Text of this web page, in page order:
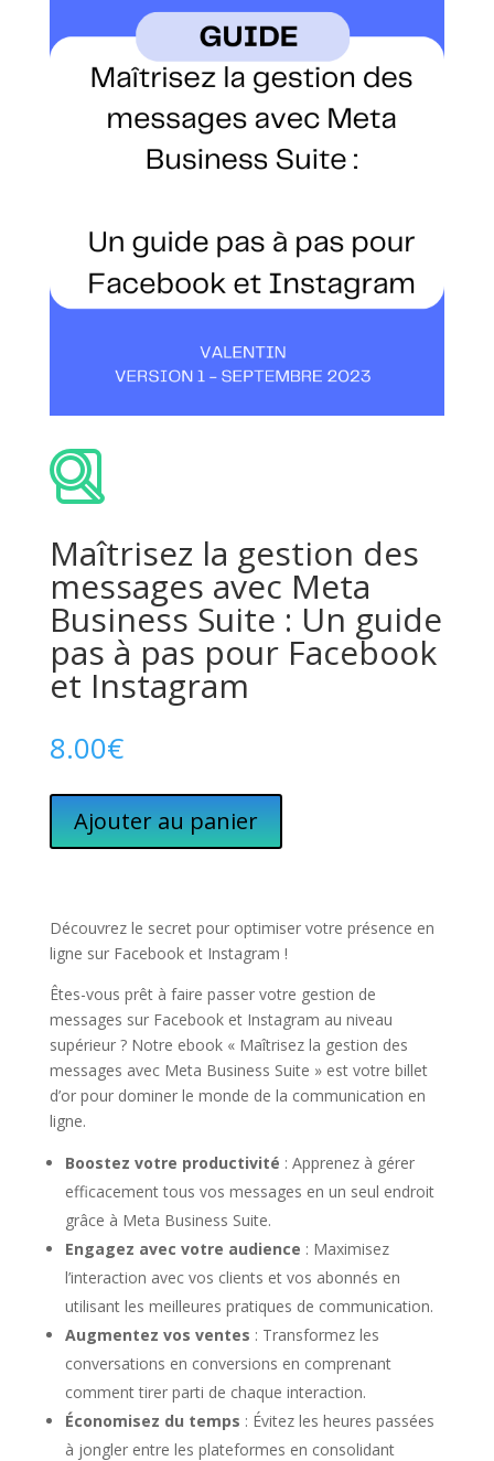
Maîtrisez la gestion des
messages avec Meta
Business Suite : Un guide
pas à pas pour Facebook
et Instagram
8.00€
Ajouter au panier
Découvrez le secret pour optimiser votre présence en
ligne sur Facebook et Instagram !
Êtes-vous prêt à faire passer votre gestion de
messages sur Facebook et Instagram au niveau
supérieur ? Notre ebook « Maîtrisez la gestion des
messages avec Meta Business Suite » est votre billet
d’or pour dominer le monde de la communication en
ligne.
Boostez votre productivité : Apprenez à gérer
efficacement tous vos messages en un seul endroit
grâce à Meta Business Suite.
Engagez avec votre audience : Maximisez
l’interaction avec vos clients et vos abonnés en
utilisant les meilleures pratiques de communication.
Augmentez vos ventes : Transformez les
conversations en conversions en comprenant
comment tirer parti de chaque interaction.
Économisez du temps : Évitez les heures passées
à jongler entre les plateformes en consolidant